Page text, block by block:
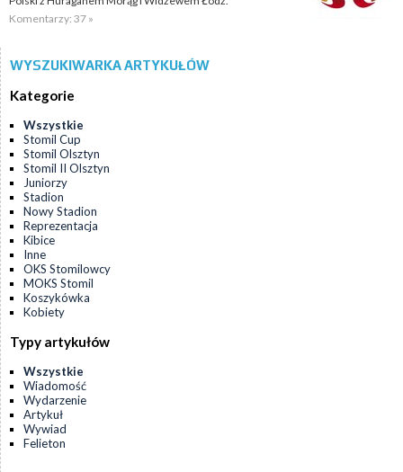
Komentarzy: 37 »
WYSZUKIWARKA ARTYKUŁÓW
Kategorie
Wszystkie
Stomil Cup
Stomil Olsztyn
Stomil II Olsztyn
Juniorzy
Stadion
Nowy Stadion
Reprezentacja
Kibice
Inne
OKS Stomilowcy
MOKS Stomil
Koszykówka
Kobiety
Typy artykułów
Wszystkie
Wiadomość
Wydarzenie
Artykuł
Wywiad
Felieton